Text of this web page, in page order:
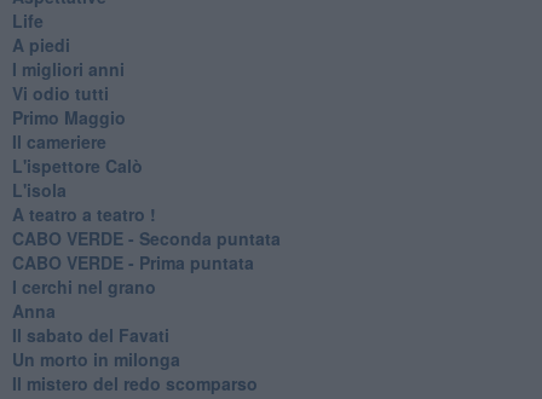
Life
A piedi
I migliori anni
Vi odio tutti
Primo Maggio
Il cameriere
L'ispettore Calò
L'isola
A teatro a teatro !
CABO VERDE - Seconda puntata
CABO VERDE - Prima puntata
I cerchi nel grano
Anna
Il sabato del Favati
Un morto in milonga
Il mistero del redo scomparso